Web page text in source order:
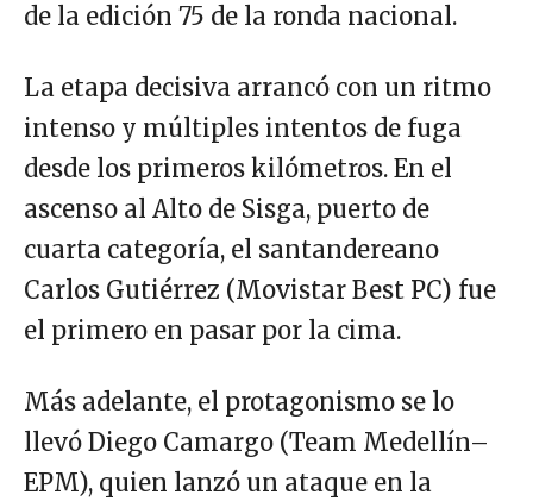
de la edición 75 de la ronda nacional.
La etapa decisiva arrancó con un ritmo
intenso y múltiples intentos de fuga
desde los primeros kilómetros. En el
ascenso al Alto de Sisga, puerto de
cuarta categoría, el santandereano
Carlos Gutiérrez (Movistar Best PC) fue
el primero en pasar por la cima.
Más adelante, el protagonismo se lo
llevó Diego Camargo (Team Medellín–
EPM), quien lanzó un ataque en la